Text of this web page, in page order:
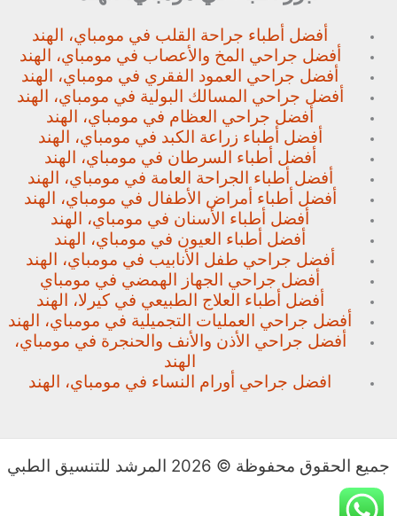
أفضل أطباء جراحة القلب في مومباي، الهند
أفضل جراحي المخ والأعصاب في مومباي، الهند
أفضل جراحي العمود الفقري في مومباي، الهند
أفضل جراحي المسالك البولية في مومباي، الهند
أفضل جراحي العظام في مومباي، الهند
أفضل أطباء زراعة الكبد في مومباي، الهند
أفضل أطباء السرطان في مومباي، الهند
أفضل أطباء الجراحة العامة في مومباي، الهند
أفضل أطباء أمراض الأطفال في مومباي، الهند
أفضل أطباء الأسنان في مومباي، الهند
أفضل أطباء العيون في مومباي، الهند
أفضل جراحي طفل الأنابيب في مومباي، الهند
أفضل جراحي الجهاز الهمضي في مومباي
أفضل أطباء العلاج الطبيعي في كيرلا، الهند
أفضل جراحي العمليات التجميلية في مومباي، الهند
أفضل جراحي الأذن والأنف والحنجرة في مومباي،
الهند
افضل جراحي أورام النساء في مومباي، الهند
جميع الحقوق محفوظة © 2026 المرشد للتنسيق الطبي